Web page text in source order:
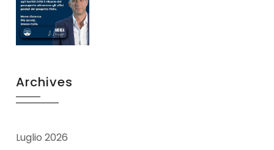
Archives
Luglio 2026